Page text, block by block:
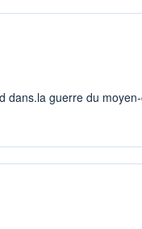
guerre du